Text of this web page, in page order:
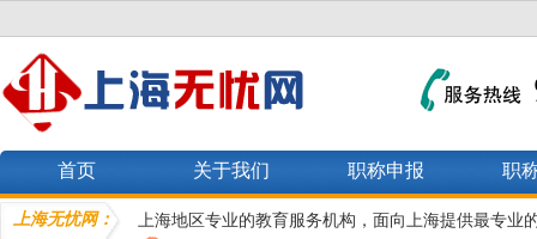
首页 关于我们 职称申报 职
上海无忧网： 上海地区专业的教育服务机构，面向上海提供最专业